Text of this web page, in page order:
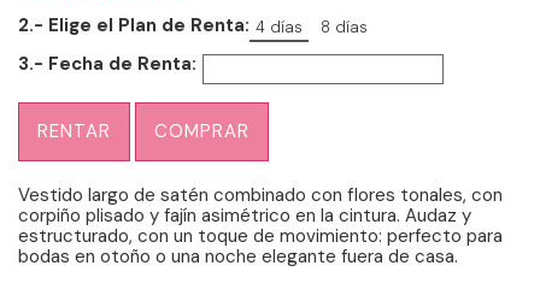
2.- Elige el Plan de Renta: 4 días 8 días
3.- Fecha de Renta:
RENTAR COMPRAR
Vestido largo de satén combinado con flores tonales, con
corpiño plisado y fajín asimétrico en la cintura. Audaz y
estructurado, con un toque de movimiento: perfecto para
bodas en otoño o una noche elegante fuera de casa.